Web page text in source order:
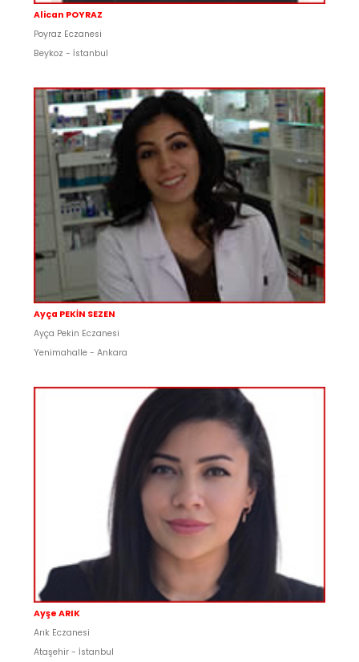
Alican POYRAZ
Poyraz Eczanesi
Beykoz - İstanbul
Ayça PEKİN SEZEN
Ayça Pekin Eczanesi
Yenimahalle - Ankara
Ayşe ARIK
Arık Eczanesi
Ataşehir - İstanbul